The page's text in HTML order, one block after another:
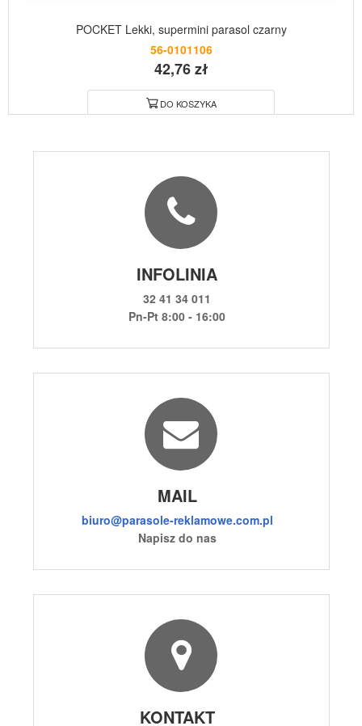
POCKET Lekki, supermini parasol czarny
56-0101106
42,76 zł
DO KOSZYKA
INFOLINIA
32 41 34 011
Pn-Pt 8:00 - 16:00
MAIL
biuro@parasole-reklamowe.com.pl
Napisz do nas
KONTAKT